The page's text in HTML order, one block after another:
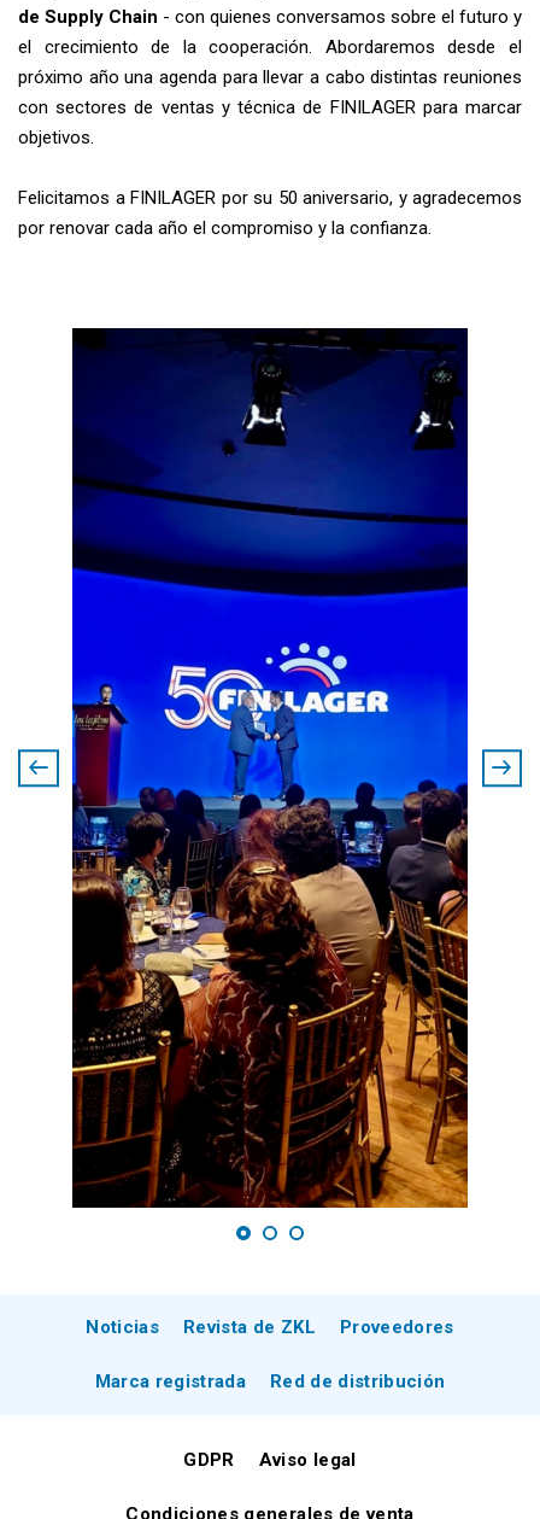
de Supply Chain - con quienes conversamos sobre el futuro y
el crecimiento de la cooperación. Abordaremos desde el
próximo año una agenda para llevar a cabo distintas reuniones
con sectores de ventas y técnica de FINILAGER para marcar
objetivos.
Felicitamos a FINILAGER por su 50 aniversario, y agradecemos
por renovar cada año el compromiso y la confianza.
Noticias Revista de ZKL Proveedores
Marca registrada Red de distribución
GDPR Aviso legal
Condiciones generales de venta